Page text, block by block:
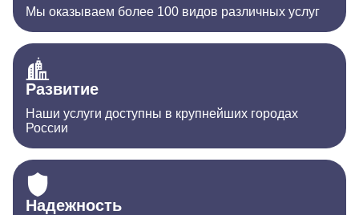
Мы оказываем более 100 видов различных услуг
Развитие
Наши услуги доступны в крупнейших городах
России
Надежность